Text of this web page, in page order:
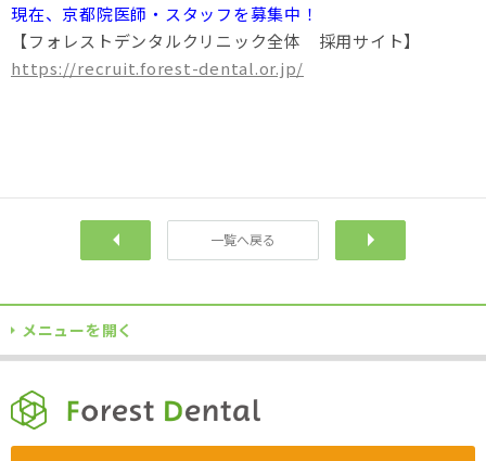
現在、京都院医師・スタッフを募集中！
【フォレストデンタルクリニック全体 採用サイト】
https://recruit.forest-dental.or.jp/
前へ
一覧へ戻る
メニューを開く
満足度の高い治療のためのお約束
インプラント
訪問診療
院内風景 求人情報
西東京院